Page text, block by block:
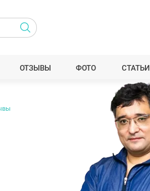
ОТЗЫВЫ ФОТО СТАТЬИ